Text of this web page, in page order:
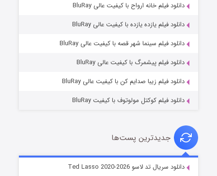
خاندان اژدها فصل ۳
دانلود فیلم خانه ارواح با کیفیت عالی BluRay
دانلود فیلم یازده یازده با کیفیت عالی BluRay
دانلود فیلم سینما شهر قصه با کیفیت عالی BluRay
دانلود فیلم پیشمرگ با کیفیت عالی BluRay
دانلود فیلم زیبا صدایم کن با کیفیت عالی BluRay
دانلود فیلم کوکتل مولوتوف با کیفیت BluRay
جدیدترین پست‌ها
دانلود سریال تد لاسو Ted Lasso 2020-2026